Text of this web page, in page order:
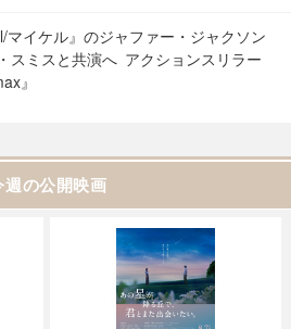
マイケル』のジャファー・ジャクソン
スミスと共演へ アクションスリラー
』
週の公開映画